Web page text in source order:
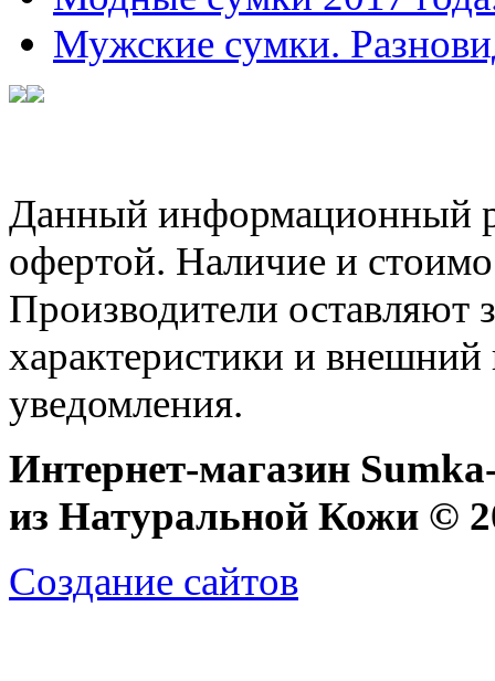
Мужские сумки.
Данный информационный
офертой. Наличие и
Производители оставляют
характеристики и внешний
уведомления.
Интернет-магазин
из Натуральной Кожи ©
Создание сайтов